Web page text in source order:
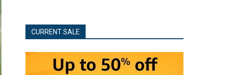
CURRENT SALE